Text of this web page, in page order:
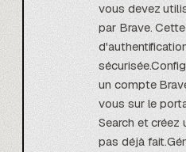
vous devez
par Brave.
un compte
vous sur le
Search et
pas déjà